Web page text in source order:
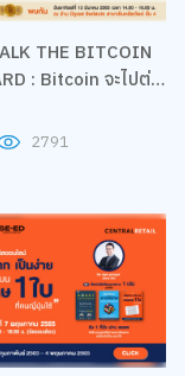
THE BITCOIN
ะไปต่อ
2791